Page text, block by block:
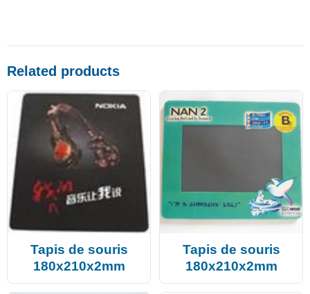
Related products
Tapis de souris
180x210x2mm
Tapis de souris
180x210x2mm